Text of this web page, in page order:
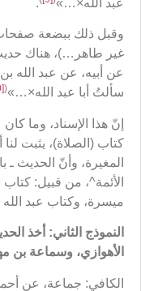
عبد الله×…»
.
وقبل ذلك ببضعة
غير طاهر…)، هناك حديثٌ
عن أبيه، عن عبد الله
سألتُ أبا عبد الله×…»(
[10]
إنّ هذا الإسناد، وما
كتاب (الصلاة)، يثبت
المغيرة، وأنّ الحديث
الأئمة^، من قبيل:
ميسرة، وكتاب عبد
النموذج الثاني: أخذ
الأهوازي، وسماعة بن
الكافي: جماعة، عن